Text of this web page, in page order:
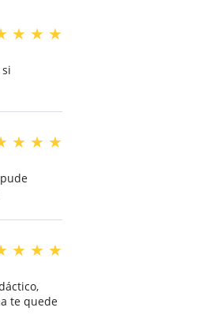
★ ★ ★
★ ★ ★
★ ★ ★
te quede